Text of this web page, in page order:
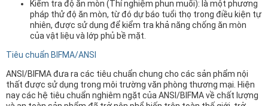
Kiểm tra độ ăn mòn (Thí nghiệm phun muối): là một phương
pháp thử độ ăn mòn, từ đó dự báo tuổi thọ trong điều kiện tự
nhiên, được sử dụng để kiểm tra khả năng chống ăn mòn
của vật liệu và lớp phủ bề mặt.
Tiêu chuẩn BIFMA/ANSI
ANSI/BIFMA đưa ra các tiêu chuẩn chung cho các sản phẩm nội
thất được sử dụng trong môi trường văn phòng thương mại. Hiện
nay các hệ tiêu chuẩn nghiêm ngặt của ANSI/BIFMA về chất lượng